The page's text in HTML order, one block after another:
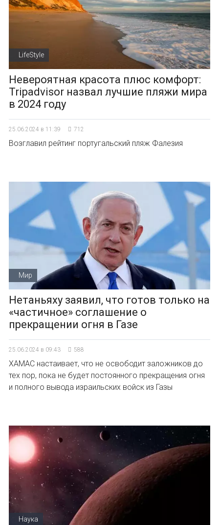
LifeStyle
Невероятная красота плюс комфорт:
Tripadvisor назвал лучшие пляжи мира
в 2024 году
25.06.2024 в 11:39 712
Возглавил рейтинг португальский пляж Фалезия
Мир
Нетаньяху заявил, что готов только на
«частичное» соглашение о
прекращении огня в Газе
25.06.2024 в 09:43 588
ХАМАС настаивает, что не освободит заложников до
тех пор, пока не будет постоянного прекращения огня
и полного вывода израильских войск из Газы
Наука